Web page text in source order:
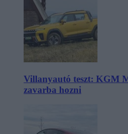
Villanyautó teszt: KGM
zavarba hozni